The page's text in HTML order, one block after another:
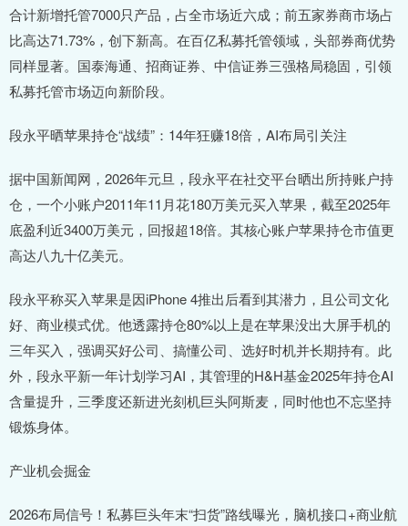
合计新增托管7000只产品，占全市场近六成；前五家券商市场占
比高达71.73%，创下新高。在百亿私募托管领域，头部券商优势
同样显著。国泰海通、招商证券、中信证券三强格局稳固，引领
私募托管市场迈向新阶段。
段永平晒苹果持仓“战绩”：14年狂赚18倍，AI布局引关注
据中国新闻网，2026年元旦，段永平在社交平台晒出所持账户持
仓，一个小账户2011年11月花180万美元买入苹果，截至2025年
底盈利近3400万美元，回报超18倍。其核心账户苹果持仓市值更
高达八九十亿美元。
段永平称买入苹果是因iPhone 4推出后看到其潜力，且公司文化
好、商业模式优。他透露持仓80%以上是在苹果没出大屏手机的
三年买入，强调买好公司、搞懂公司、选好时机并长期持有。此
外，段永平新一年计划学习AI，其管理的H&H基金2025年持仓AI
含量提升，三季度还新进光刻机巨头阿斯麦，同时他也不忘坚持
锻炼身体。
产业机会掘金
2026布局信号！私募巨头年末“扫货”路线曝光，脑机接口+商业航